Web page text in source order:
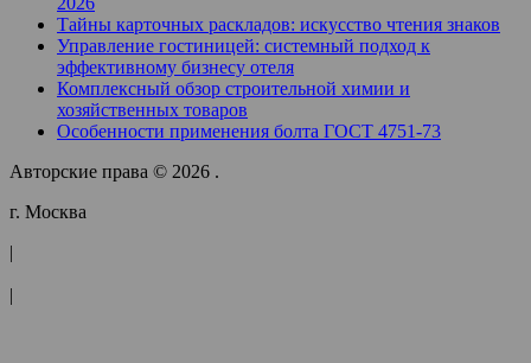
Тайны карточных раскладов: искусство чтения знаков
Управление гостиницей: системный подход к
эффективному бизнесу отеля
Комплексный обзор строительной химии и
хозяйственных товаров
Особенности применения болта ГОСТ 4751-73
Авторские права © 2026 .
г. Москва
|
|